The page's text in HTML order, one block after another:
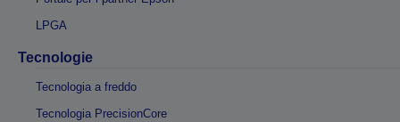
LPGA
Tecnologie
Tecnologia a freddo
Tecnologia PrecisionCore